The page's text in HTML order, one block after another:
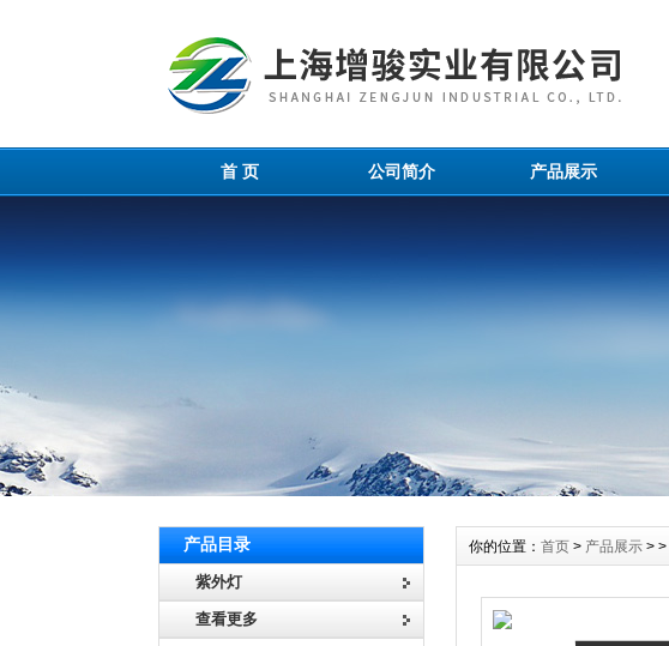
首 页 公司简介 产品展示
产品目录
紫外灯
查看更多
你的位置： 首页 > 产品展示 > >